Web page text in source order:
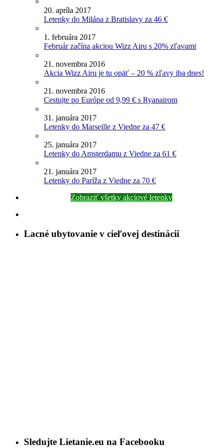
20. apríla 2017
Letenky do Milána z Bratislavy za 46 €
1. februára 2017
Február začína akciou Wizz Airu s 20% zľavami
21. novembra 2016
Akcia Wizz Airu je tu opäť – 20 % zľavy iba dnes!
21. novembra 2016
Cestujte po Európe od 9,99 € s Ryanairom
31. januára 2017
Letenky do Marseille z Viedne za 47 €
25. januára 2017
Letenky do Amsterdamu z Viedne za 61 €
21. januára 2017
Letenky do Paríža z Viedne za 70 €
Zobraziť všetky akciové letenky
Lacné ubytovanie v cieľovej destinácii
Sledujte Lietanie.eu na Facebooku